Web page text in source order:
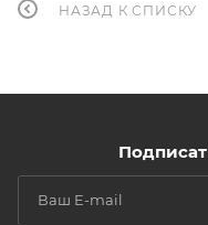
НАЗАД К СПИСКУ